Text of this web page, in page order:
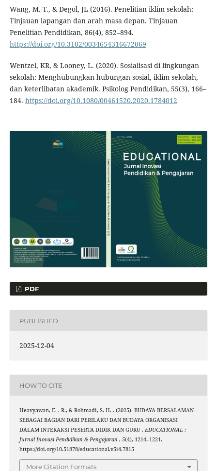
Wang, M.-T., & Degol, JL (2016). Penelitian iklim sekolah:
Tinjauan lapangan dan arah masa depan. Tinjauan
Penelitian Pendidikan, 86(4), 852–894.
https://doi.org/10.3102/0034654316672069
Wentzel, KR, & Looney, L. (2020). Sosialisasi di lingkungan
sekolah: Menghubungkan hubungan sosial, iklim sekolah,
dan keterlibatan akademik. Psikolog Pendidikan, 55(3), 166–
184. https://doi.org/10.1080/00461520.2020.1784012
PDF
PUBLISHED
2025-12-04
HOW TO CITE
Heavyawan, E. . R., & Rohmadi, S. H. . (2025). BUDAYA BERSALAMAN
SEBAGAI BAGIAN DARI PERILAKU DAN BUDAYA ORGANISASI
DALAM INTERAKSI PESERTA DIDIK DAN GURU . EDUCATIONAL :
Jurnal Inovasi Pendidikan & Pengajaran , 5(4), 1214–1221.
https://doi.org/10.51878/educational.v5i4.7815
More Citation Formats